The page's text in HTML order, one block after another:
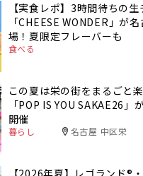
【実食レポ】3時間待ちの
「CHEESE WONDER」が
場！夏限定フレーバーも
食べる
この夏は栄の街をまるごと
「POP IS YOU SAKAE26」
開催
暮らし 名古屋 中区栄